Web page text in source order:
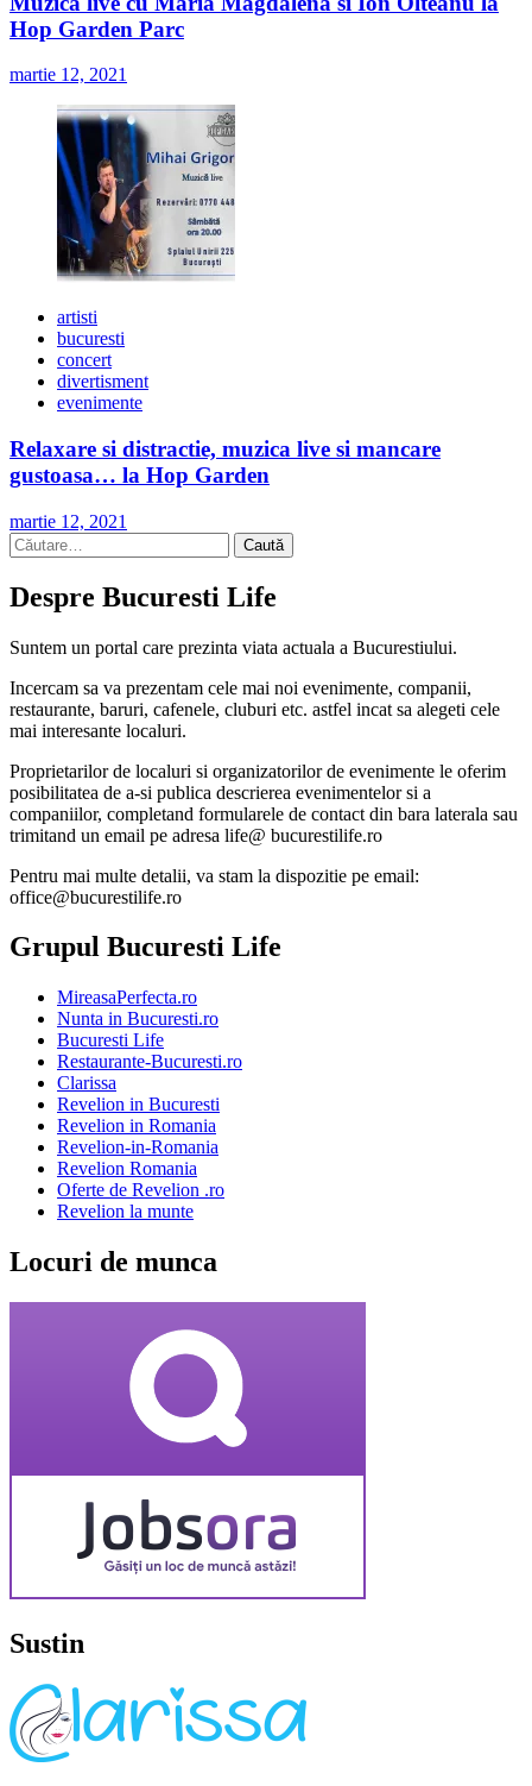
Hop Garden Parc
martie 12, 2021
artisti
bucuresti
concert
divertisment
evenimente
Relaxare si distractie, muzica live si mancare
gustoasa… la Hop Garden
martie 12, 2021
Caută
după:
Despre Bucuresti Life
Suntem un portal care prezinta viata actuala a Bucurestiului.
Incercam sa va prezentam cele mai noi evenimente, companii,
restaurante, baruri, cafenele, cluburi etc. astfel incat sa alegeti cele
mai interesante localuri.
Proprietarilor de localuri si organizatorilor de evenimente le oferim
posibilitatea de a-si publica descrierea evenimentelor si a
companiilor, completand formularele de contact din bara laterala sau
trimitand un email pe adresa life@ bucurestilife.ro
Pentru mai multe detalii, va stam la dispozitie pe email:
office@bucurestilife.ro
Grupul Bucuresti Life
MireasaPerfecta.ro
Nunta in Bucuresti.ro
Bucuresti Life
Restaurante-Bucuresti.ro
Clarissa
Revelion in Bucuresti
Revelion in Romania
Revelion-in-Romania
Revelion Romania
Oferte de Revelion .ro
Revelion la munte
Locuri de munca
Sustin